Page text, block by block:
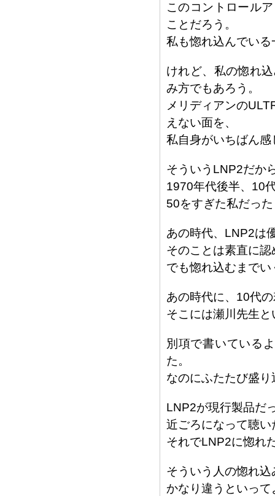
このコントロール
ことだろう。
私も惚れ込んでい
けれど、私の惚れ
み方でもあろう。
メリディアンの
えない面を、
私自身がいちばん感
そういうLNP2だか
1970年代後半、10
50をすぎた私だっ
あの時代、LNP2は
そのことは素直に
でも惚れ込むまで
あの時代に、10代
そこには瀬川先生
別項で書いている
た。
なのにふたたび盛
LNP2が現行製品だ
近ごろになって聴
それでLNP2に惚れ
そういう人の惚れ
かなり違うといって